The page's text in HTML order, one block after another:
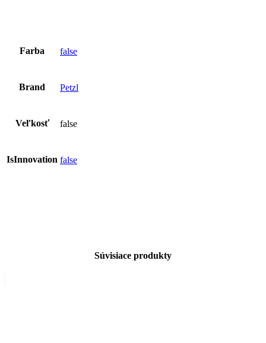
Farba false
Brand Petzl
Veľkosť false
IsInnovation false
Súvisiace produkty